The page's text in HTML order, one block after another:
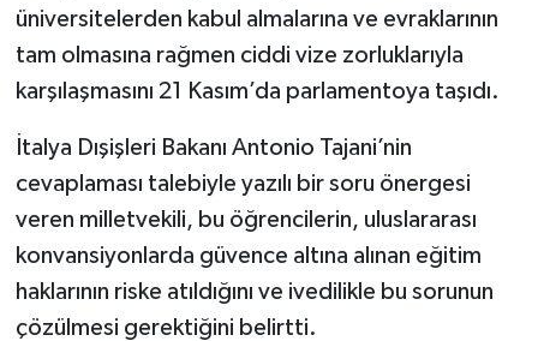
üniversitelerden kabul almalarına ve evraklarının
tam olmasına rağmen ciddi vize zorluklarıyla
karşılaşmasını 21 Kasım’da parlamentoya taşıdı.
İtalya Dışişleri Bakanı Antonio Tajani’nin
cevaplaması talebiyle yazılı bir soru önergesi
veren milletvekili, bu öğrencilerin, uluslararası
konvansiyonlarda güvence altına alınan eğitim
haklarının riske atıldığını ve ivedilikle bu sorunun
çözülmesi gerektiğini belirtti.